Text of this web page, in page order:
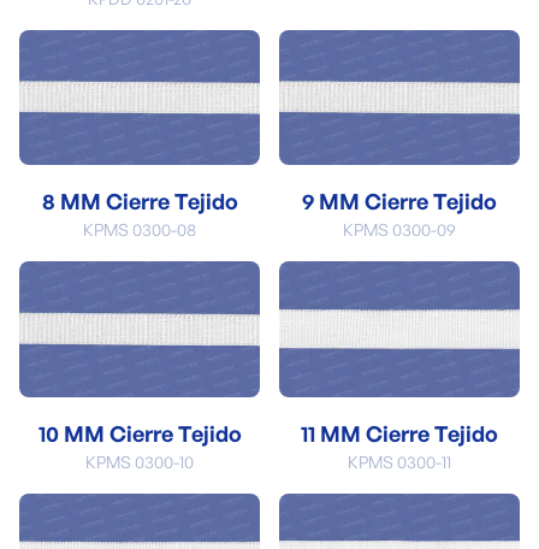
8 MM Cierre Tejido
KPMS 0300-08
9 MM Cierre Tejido
KPMS 0300-09
10 MM Cierre Tejido
KPMS 0300-10
11 MM Cierre Tejido
KPMS 0300-11